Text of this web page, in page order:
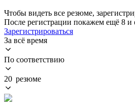
Чтобы видеть все резюме,
После регистрации покажем ещё 8 и
Зарегистрироваться
За всё время
По соответствию
20 резюме